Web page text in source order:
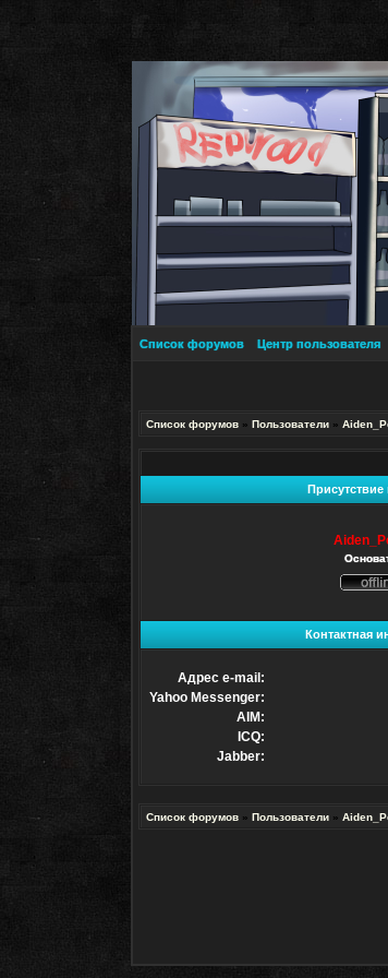
Список форумов Центр пользователя
Список форумов » Пользователи »
Контактная
Адрес e-mail:
Yahoo Messenger:
AIM:
ICQ:
Jabber:
Список форумов » Пользователи »